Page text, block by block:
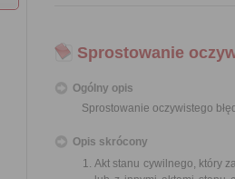
Sprostowanie
Ogólny opis
Sprostowanie oczywistego
Opis skrócony
Akt stanu cywilnego, który